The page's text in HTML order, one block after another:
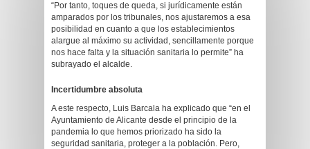
“Por tanto, toques de queda, si jurídicamente están
amparados por los tribunales, nos ajustaremos a esa
posibilidad en cuanto a que los establecimientos
alargue al máximo su actividad, sencillamente porque
nos hace falta y la situación sanitaria lo permite” ha
subrayado el alcalde.
Incertidumbre absoluta
A este respecto, Luis Barcala ha explicado que “en el
Ayuntamiento de Alicante desde el principio de la
pandemia lo que hemos priorizado ha sido la
seguridad sanitaria, proteger a la población. Pero,